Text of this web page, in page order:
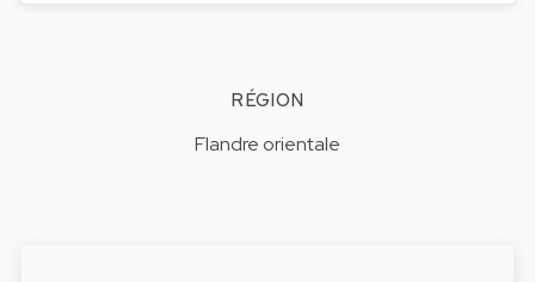
RÉGION
Flandre orientale